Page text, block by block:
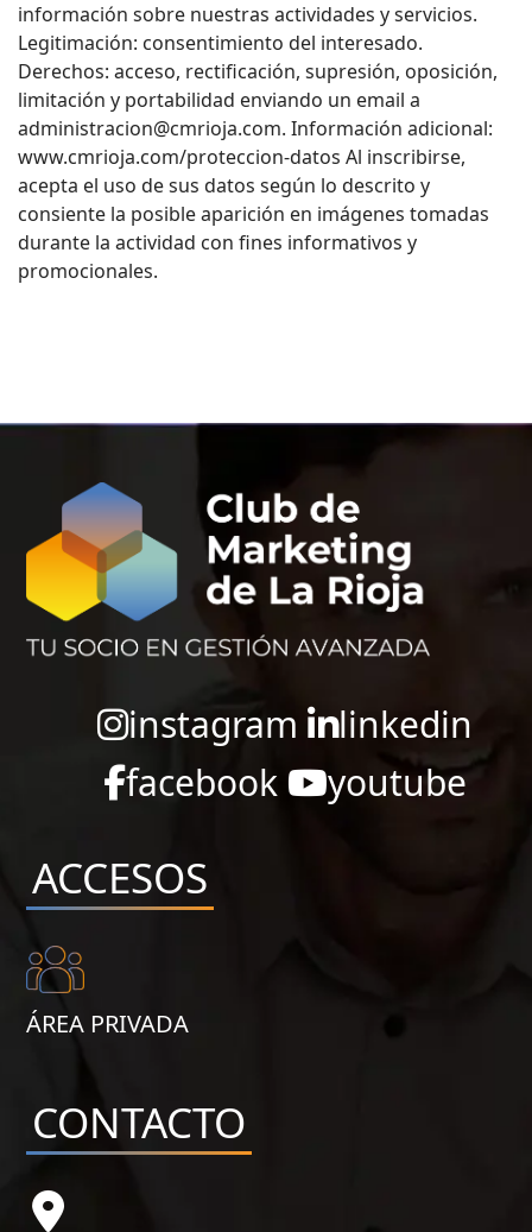
información sobre nuestras actividades y servicios.
Legitimación: consentimiento del interesado.
Derechos: acceso, rectificación, supresión, oposición,
limitación y portabilidad enviando un email a
administracion@cmrioja.com. Información adicional:
www.cmrioja.com/proteccion-datos Al inscribirse,
acepta el uso de sus datos según lo descrito y
consiente la posible aparición en imágenes tomadas
durante la actividad con fines informativos y
promocionales.
instagram
linkedin
facebook
youtube
ACCESOS
ÁREA PRIVADA
CONTACTO